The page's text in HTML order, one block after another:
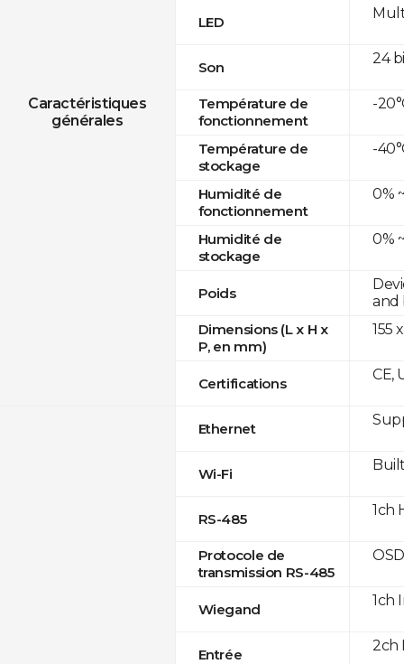
Caractéristiques
générales
LED
Son
Température de
fonctionnement
Température de
stockage
Humidité de
fonctionnement
Humidité de
stockage
Poids
Dimensions (L x H x
P, en mm)
Certifications
Ethernet
Wi-Fi
RS-485
Protocole de
transmission RS-485
Wiegand
Entrée
24
-
-
0%
0%
and
155
CE,
1ch
1ch
2ch